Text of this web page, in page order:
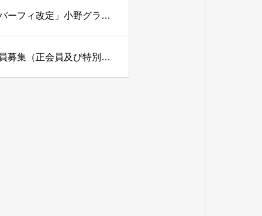
小野グランドカントリークラブ（兵庫県）「年会費及びメンバーフィ改定」小野グランドカントリークラブ（兵庫県）「年会費及びメンバーフィ改定」
北六甲カントリー倶楽部（兵庫県）「名義書換停止・補充会員募集（正会員及び特別平日会員）」